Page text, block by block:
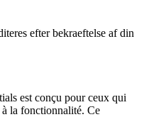
efter bekraeftelse af din
est conçu pour ceux qui
la fonctionnalité. Ce